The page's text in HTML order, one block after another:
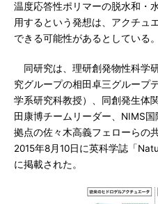
温度応答性ポリマーの脱水和・
用するという発想は、アクチュ
できる可能性があるとしている。
同研究は、理研創発物性科学
究グループの相田卓三グループ
学系研究科教授）、同創発生体
田康博チームリーダー、NIMS
拠点の佐々木高義フェローらの
2015年8月10日に英科学誌「
に掲載された。